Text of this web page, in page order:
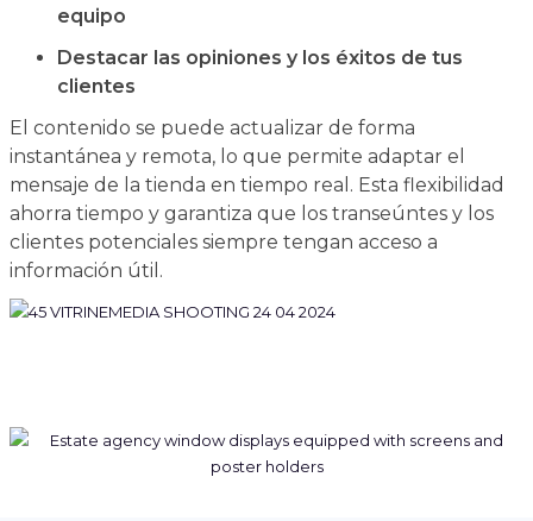
equipo
Destacar las opiniones y los éxitos de tus
clientes
El contenido se puede actualizar de forma
instantánea y remota, lo que permite adaptar el
mensaje de la tienda en tiempo real. Esta flexibilidad
ahorra tiempo y garantiza que los transeúntes y los
clientes potenciales siempre tengan acceso a
información útil.